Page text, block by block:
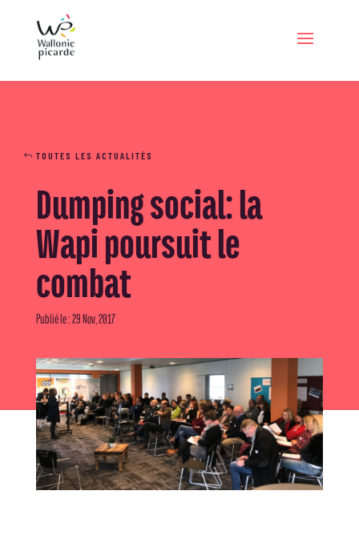
TOUTES LES ACTUALITÉS
Dumping social: la
Wapi poursuit le
combat
Publié le : 29 Nov, 2017